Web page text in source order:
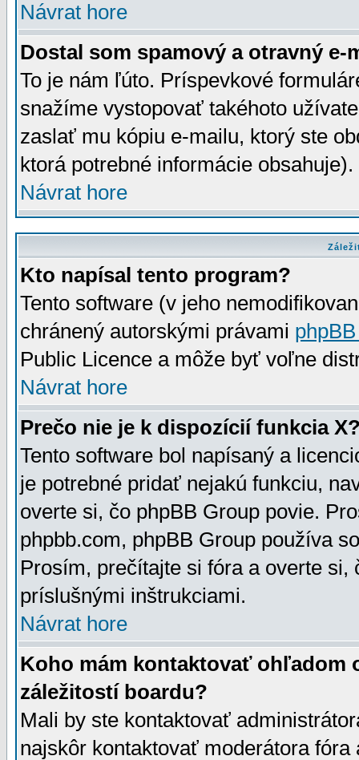
Návrat hore
Dostal som spamový a otravný e-
To je nám ľúto. Príspevkové
snažíme vystopovať takéhoto
zaslať mu kópiu e-mailu, ktorý ste
ktorá potrebné informácie
Návrat hore
Kto napísal tento program?
Tento software (v jeho
chránený autorskými právami
Public Licence a môže byť voľne
Návrat hore
Prečo nie je k dispozícií funkcia
Tento software bol napísaný a
je potrebné pridať nejakú funkciu,
overte si, čo phpBB Group povie.
phpbb.com, phpBB Group používa
Prosím, prečítajte si fóra a overte
príslušnými inštrukciami.
Návrat hore
Koho mám kontaktovať ohľadom
záležitostí boardu?
Mali by ste kontaktovať
najskôr kontaktovať moderátora